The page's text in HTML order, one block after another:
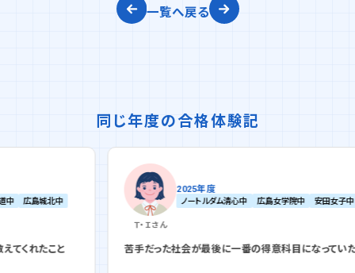
一覧へ戻る
同じ年度の合格体験記
2025年度
ノートルダム清心中 広島女学院中 安田女子中
苦手だった社会が最後に一番の得意科目になっていた